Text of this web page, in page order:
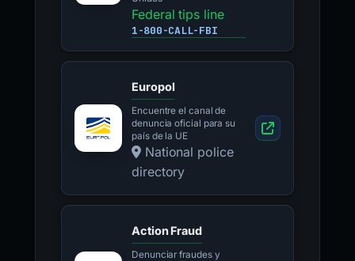
Federal tips line
1-800-CALL-FBI
Europol
Encuentre el canal de
denuncia oficial para su
país de la UE
National police
directory
Action Fraud
Denunciar fraudes y